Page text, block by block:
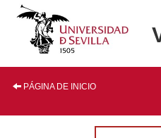
PÁGINA DE INICIO